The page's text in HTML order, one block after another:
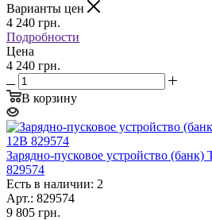
Варианты цен
4 240 грн.
Подробности
Цена
4 240 грн.
В корзину
Зарядно-пусковое устройство
829574
Есть в наличии: 2
Арт.: 829574
9 805 грн.